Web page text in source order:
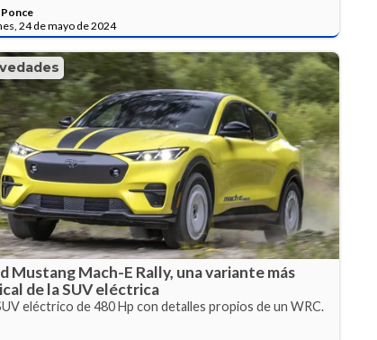
Ponce
24 de mayo de 2024
Mustang Mach-E Rally, una variante más
de la SUV eléctrica
eléctrico de 480 Hp con detalles propios de un WRC.